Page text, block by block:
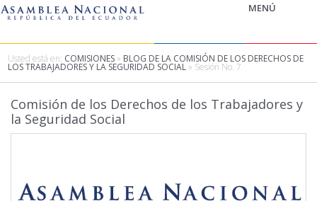
MENÚ
LEGISLAMOS
FISCALIZAMOS
RELACIONES INTERNACIONALES
Usted está en: COMISIONES » BLOG DE LA COMISIÓN DE LOS DERECHOS DE
LOS TRABAJADORES Y LA SEGURIDAD SOCIAL » Sesión No. 7
Comisión de los Derechos de los Trabajadores y
la Seguridad Social